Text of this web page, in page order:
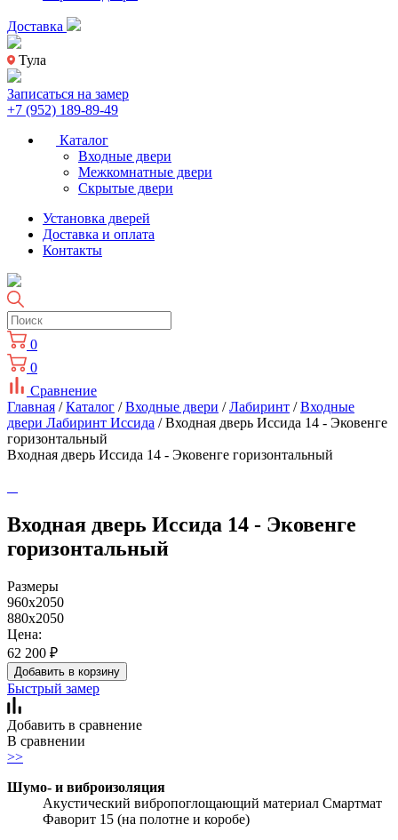
Доставка
Тула
Записаться на замер
+7 (952) 189-89-49
Каталог
Входные двери
Межкомнатные двери
Скрытые двери
Установка дверей
Доставка и оплата
Контакты
0
0
Сравнение
Главная /Каталог /Входные двери /Лабиринт /Входные
двери Лабиринт Иссида / Входная дверь Иссида 14 - Эковенге
горизонтальный
Входная дверь Иссида 14 - Эковенге горизонтальный
Входная дверь Иссида 14 - Эковенге
горизонтальный
Размеры
960x2050
880x2050
Цена:
62 200 ₽
Добавить в корзину
Быстрый замер
Добавить в сравнение
В сравнении
>>
Шумо- и виброизоляция
Акустический вибропоглощающий материал Смартмат
Фаворит 15 (на полотне и коробе)